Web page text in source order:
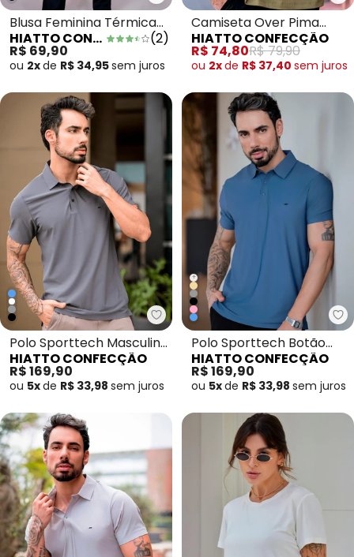
Blusa Feminina Térmica
Segunda Pele Marinho
HIATTO CONFECÇÃO (2)
R$ 69,90
ou 2xde R$ 34,95sem juros
Camiseta Over Pima
Good Masculina Verde
Oliva
HIATTO CONFECÇÃO
R$ 74,80R$ 79,90
ou 2xde R$ 37,40 sem juros
Hiatto Confecção - Polo
Polo Sporttech Masculina
Grafite
HIATTO CONFECÇÃO
R$ 169,90
ou 5xde R$ 33,98 sem juros
+
Polo Sporttech Botão
Masculina Marinho
HIATTO CONFECÇÃO
R$ 169,90
ou 5xde R$ 33,98 sem juros